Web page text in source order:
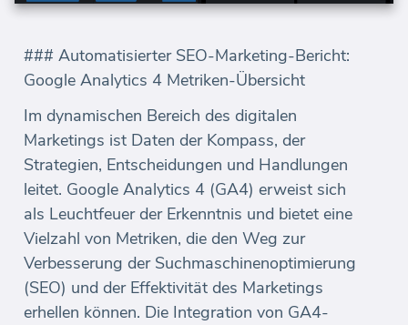
### Automatisierter SEO-Marketing-Bericht:
Google Analytics 4 Metriken-Übersicht
Im dynamischen Bereich des digitalen
Marketings ist Daten der Kompass, der
Strategien, Entscheidungen und Handlungen
leitet. Google Analytics 4 (GA4) erweist sich
als Leuchtfeuer der Erkenntnis und bietet eine
Vielzahl von Metriken, die den Weg zur
Verbesserung der Suchmaschinenoptimierung
(SEO) und der Effektivität des Marketings
erhellen können. Die Integration von GA4-